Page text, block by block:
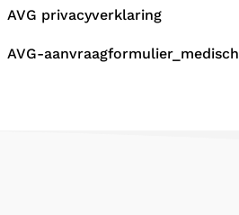
AVG privacyverklaring
AVG-